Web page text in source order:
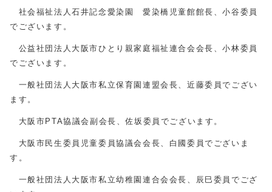
社会福祉法人石井記念愛染園 愛染橋児童館館長、小谷委員
でございます。
公益社団法人大阪市ひとり親家庭福祉連合会会長、小林委員
でございます。
一般社団法人大阪市私立保育園連盟会長、近藤委員でござい
ます。
大阪市PTA協議会副会長、佐坂委員でございます。
大阪市民生委員児童委員協議会会長、白國委員でございま
す。
一般社団法人大阪市私立幼稚園連合会会長、辰巳委員でござ